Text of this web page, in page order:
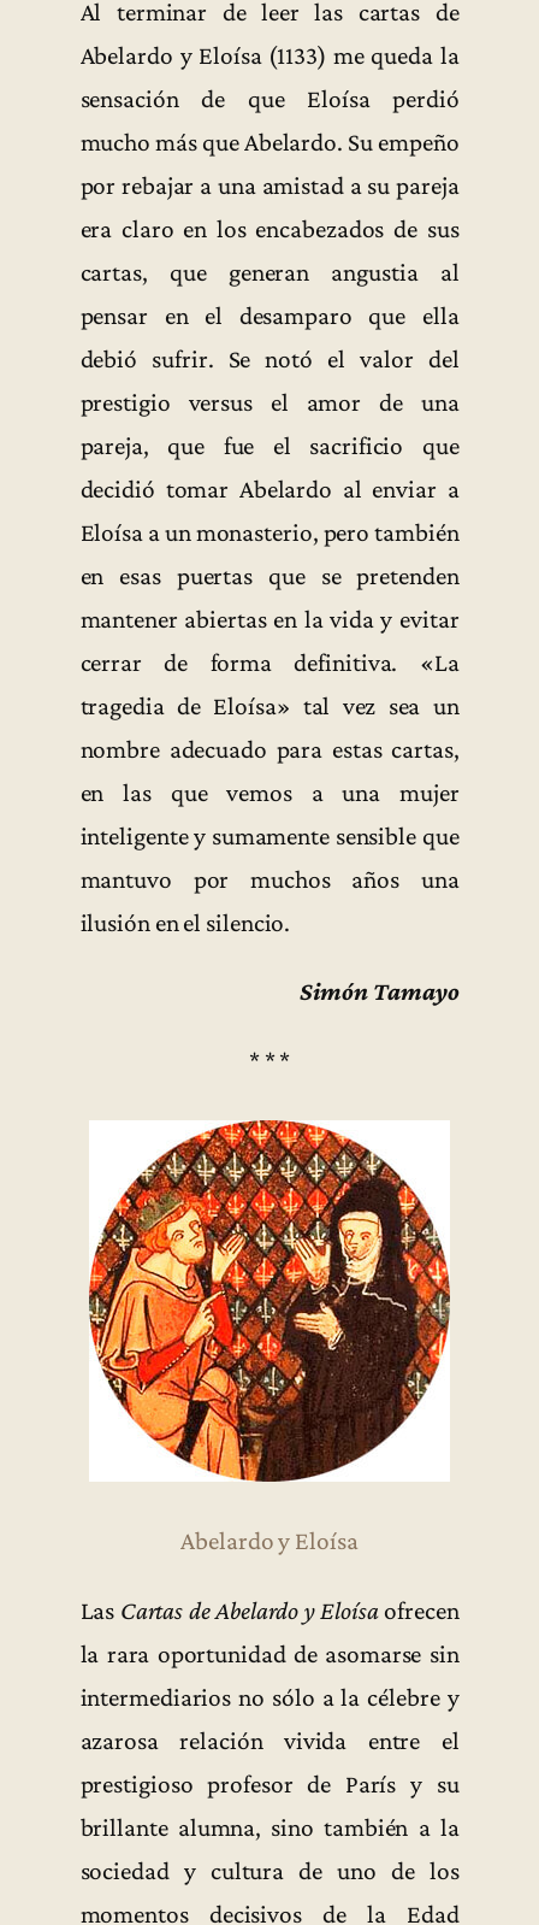
Al terminar de leer las cartas de
Abelardo y Eloísa (1133) me queda la
sensación de que Eloísa perdió
mucho más que Abelardo. Su empeño
por rebajar a una amistad a su pareja
era claro en los encabezados de sus
cartas, que generan angustia al
pensar en el desamparo que ella
debió sufrir. Se notó el valor del
prestigio versus el amor de una
pareja, que fue el sacrificio que
decidió tomar Abelardo al enviar a
Eloísa a un monasterio, pero también
en esas puertas que se pretenden
mantener abiertas en la vida y evitar
cerrar de forma definitiva. «La
tragedia de Eloísa» tal vez sea un
nombre adecuado para estas cartas,
en las que vemos a una mujer
inteligente y sumamente sensible que
mantuvo por muchos años una
ilusión en el silencio.
Simón Tamayo
* * *
Abelardo y Eloísa
Las Cartas de Abelardo y Eloísaofrecen
la rara oportunidad de asomarse sin
intermediarios no sólo a la célebre y
azarosa relación vivida entre el
prestigioso profesor de París y su
brillante alumna, sino también a la
sociedad y cultura de uno de los
momentos decisivos de la Edad